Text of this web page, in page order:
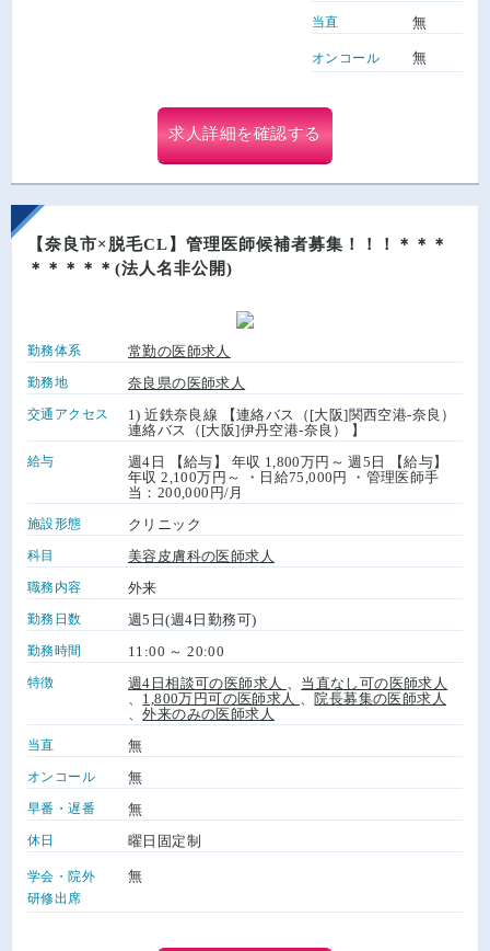
当直 無
オンコール 無
求人詳細を確認する
【奈良市×脱毛CL】管理医師候補者募集！！！＊＊＊
＊＊＊＊＊(法人名非公開)
勤務体系 常勤の医師求人
勤務地 奈良県の医師求人
交通アクセス
1) 近鉄奈良線 【連絡バス（[大阪]関西空港-奈良）
連絡バス（[大阪]伊丹空港-奈良） 】
給与
週4日 【給与】 年収 1,800万円～ 週5日 【給与】
年収 2,100万円～ ・日給75,000円 ・管理医師手
当：200,000円/月
施設形態 クリニック
科目 美容皮膚科の医師求人
職務内容 外来
勤務日数 週5日(週4日勤務可)
勤務時間 11:00 ～ 20:00
特徴 週4日相談可の医師求人
当直なし可の医師求人
1,800万円可の医師求人
院長募集の医師求人
、外来のみの医師求人
当直 無
オンコール 無
早番・遅番 無
休日 曜日固定制
学会・院外
研修出席
無